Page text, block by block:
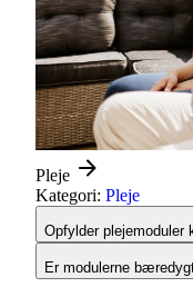
Pleje
Kategori: Pleje
Opfylder
Er modulerne